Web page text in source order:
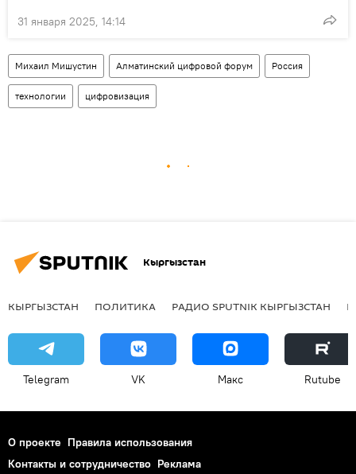
31 января 2025, 14:14
Михаил Мишустин Алматинский цифровой форум Россия
технологии цифровизация
Кыргызстан
КЫРГЫЗСТАН ПОЛИТИКА РАДИО SPUTNIK КЫРГЫЗСТАН
Telegram VK Макс Rutube
О проекте Правила использования
Контакты и сотрудничество Реклама